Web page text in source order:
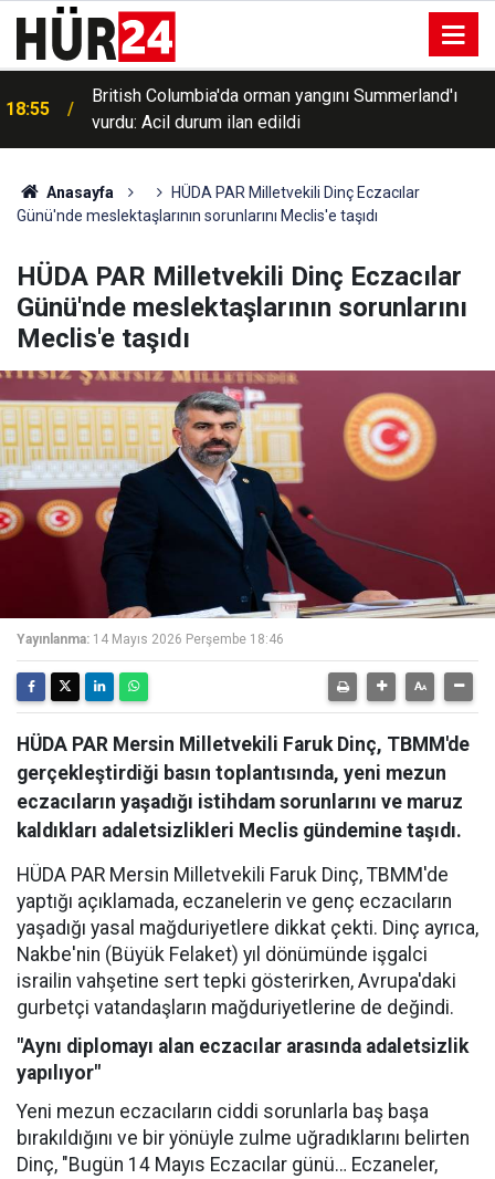
18:55
British Columbia'da orman yangını Summerland'ı
vurdu: Acil durum ilan edildi
Anasayfa
HÜDA PAR Milletvekili Dinç Eczacılar
Günü'nde meslektaşlarının sorunlarını Meclis'e taşıdı
HÜDA PAR Milletvekili Dinç Eczacılar
Günü'nde meslektaşlarının sorunlarını
Meclis'e taşıdı
Yayınlanma: 14 Mayıs 2026 Perşembe 18:46
HÜDA PAR Mersin Milletvekili Faruk Dinç, TBMM'de
gerçekleştirdiği basın toplantısında, yeni mezun
eczacıların yaşadığı istihdam sorunlarını ve maruz
kaldıkları adaletsizlikleri Meclis gündemine taşıdı.
HÜDA PAR Mersin Milletvekili Faruk Dinç, TBMM'de
yaptığı açıklamada, eczanelerin ve genç eczacıların
yaşadığı yasal mağduriyetlere dikkat çekti. Dinç ayrıca,
Nakbe'nin (Büyük Felaket) yıl dönümünde işgalci
israilin vahşetine sert tepki gösterirken, Avrupa'daki
gurbetçi vatandaşların mağduriyetlerine de değindi.
"Aynı diplomayı alan eczacılar arasında adaletsizlik
yapılıyor"
Yeni mezun eczacıların ciddi sorunlarla baş başa
bırakıldığını ve bir yönüyle zulme uğradıklarını belirten
Dinç, "Bugün 14 Mayıs Eczacılar günü… Eczaneler,